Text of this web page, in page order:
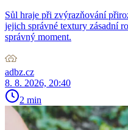
Sůl hraje při zvýrazňování
jejich správné textury zásadní
správný moment.
adbz.cz
8. 8. 2026, 20:40
2 min